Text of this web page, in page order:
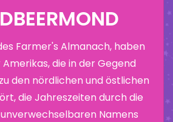
Farmer's Almanach, haben
die in der Gegend
den nördlichen und östlichen
die Jahreszeiten durch die
Namens